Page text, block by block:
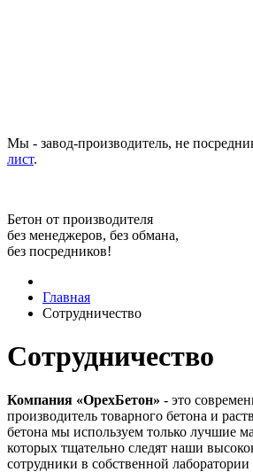
Мы - завод-производитель, не
лист.
Бетон от производителя
без менеджеров, без обмана,
без посредников!
Главная
Сотрудничество
Сотрудничество
Компания «ОрехБетон» - это
производитель товарного бетона и
бетона мы используем только лучшие
которых тщательно следят наши
сотрудники в собственной лаборатории